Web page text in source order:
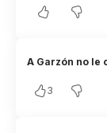
A Garzón no le
3